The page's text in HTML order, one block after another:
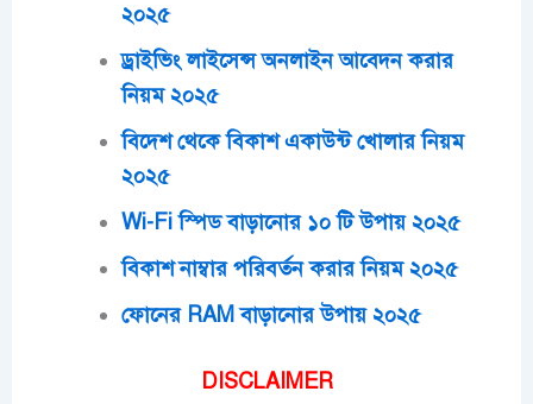
২০২৫
ড্রাইভিং লাইসেন্স অনলাইন আবেদন করার
নিয়ম ২০২৫
বিদেশ থেকে বিকাশ একাউন্ট খোলার নিয়ম
২০২৫
Wi-Fi স্পিড বাড়ানোর ১০ টি উপায় ২০২৫
বিকাশ নাম্বার পরিবর্তন করার নিয়ম ২০২৫
ফোনের RAM বাড়ানোর উপায় ২০২৫
DISCLAIMER